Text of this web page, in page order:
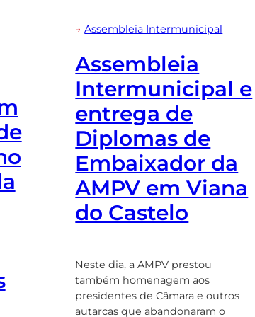
→Assembleia Intermunicipal
Assembleia
Intermunicipal e
entrega de
Diplomas de
Embaixador da
AMPV em Viana
do Castelo
Neste dia, a AMPV prestou
também homenagem aos
presidentes de Câmara e outros
autarcas que abandonaram o